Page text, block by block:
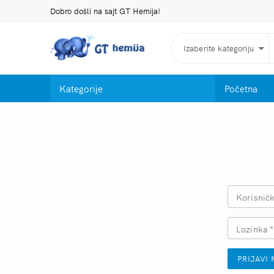
Dobro došli na sajt GT Hemija!
Izaberite kategoriju
Kategorije Početna
Lozinka *
PRIJAVI